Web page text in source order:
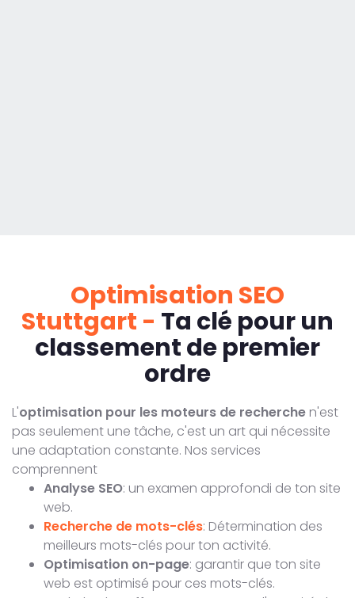
Optimisation SEO
Stuttgart - Ta clé pour un
classement de premier
ordre
L'optimisation pour les moteurs de recherche n'est
pas seulement une tâche, c'est un art qui nécessite
une adaptation constante. Nos services
comprennent
Analyse SEO: un examen approfondi de ton site
web.
Recherche de mots-clés: Détermination des
meilleurs mots-clés pour ton activité.
Optimisation on-page: garantir que ton site
web est optimisé pour ces mots-clés.